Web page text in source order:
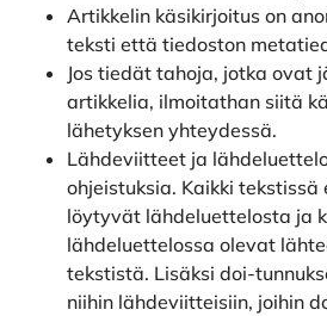
Artikkelin käsikirjoitus on
teksti että tiedoston
Jos tiedät tahoja, jotka ovat
artikkelia, ilmoitathan siitä
lähetyksen yhteydessä.
Lähdeviitteet ja
ohjeistuksia. Kaikki
löytyvät lähdeluettelosta ja
lähdeluettelossa olevat
tekstistä. Lisäksi doi-
niihin lähdeviitteisiin, joihin